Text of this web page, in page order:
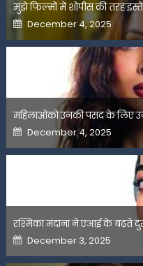
मुझे फिल्मों में शोपीस की तरह
Posted
on
December 4, 2025
महिलाओंको उनकी पसंद के लिए
Posted
on
December 4, 2025
रश्मिका मंदाना ने एआई के बढ़ते
Posted
on
December 3, 2025